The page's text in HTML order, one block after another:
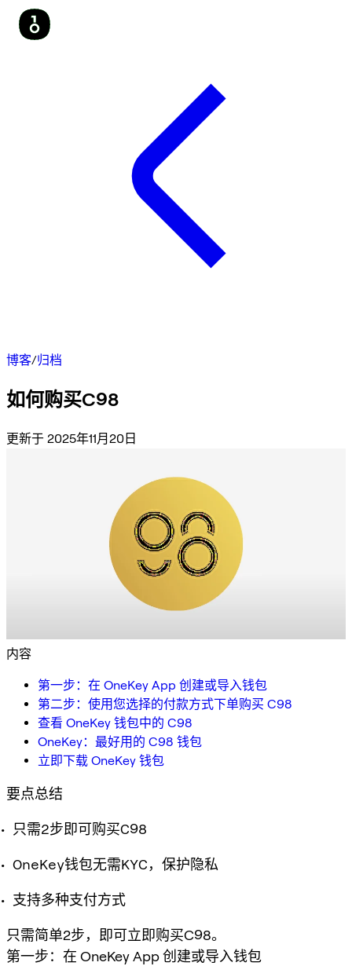
博客/归档
如何购买C98
更新于 2025年11月20日
内容
第一步：在 OneKey App 创建或导入钱包
第二步：使用您选择的付款方式下单购买 C98
查看 OneKey 钱包中的 C98
OneKey：最好用的 C98 钱包
立即下载 OneKey 钱包
要点总结
只需2步即可购买C98
OneKey钱包无需KYC，保护隐私
支持多种支付方式
只需简单2步，即可立即购买C98。
第一步：在 OneKey App 创建或导入钱包